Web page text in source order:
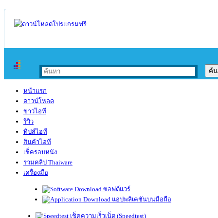
หน้าแรก
ดาวน์โหลด
ข่าวไอที
รีวิว
ทิปส์ไอที
สินค้าไอที
เช็ครอบหนัง
รวมคลิป Thaiware
เครื่องมือ
ซอฟต์แวร์
แอปพลิเคชันบนมือถือ
เช็คความเร็วเน็ต (Speedtest)